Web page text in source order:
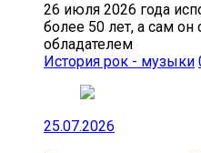
26 июля 2026 года
более 50 лет, а сам
обладателем
История рок - музыки
25.07.2026